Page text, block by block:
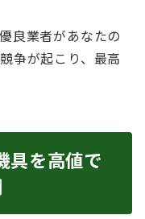
良業者があなたの
争が起こり、最高
具を高値で